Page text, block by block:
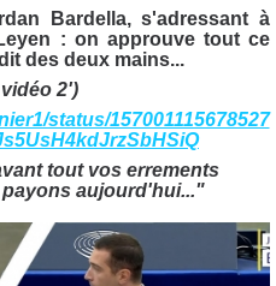
Bardella, s'adressant à
: on approuve tout ce
des deux mains...
2')
status/157001115678527
tout vos errements
aujourd'hui..."